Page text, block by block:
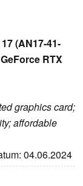
(AN17-41-
RTX
graphics card;
affordable
04.06.2024